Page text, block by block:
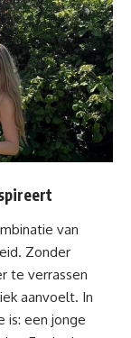
van
Zonder
te verrassen
aanvoelt. In
is: een jonge